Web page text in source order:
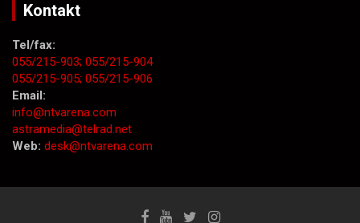
Kontakt
Tel/fax:
055/215-903; 055/215-904
055/215-905; 055/215-906
Email:
info@ntvarena.com
astramedia@telrad.net
Web: desk@ntvarena.com